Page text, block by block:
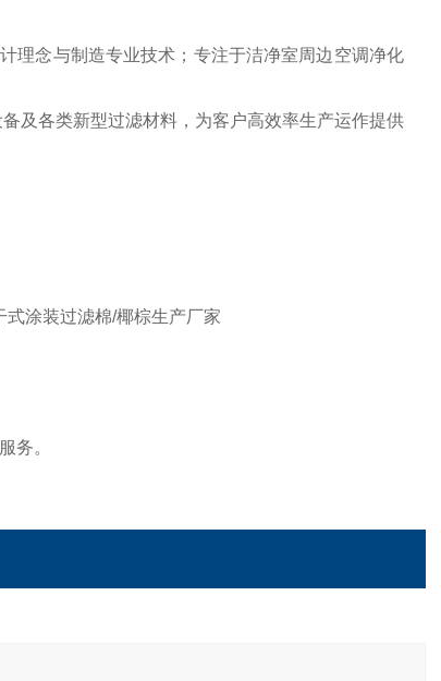
理念与制造专业技术；专注于洁净室周边空调净化
及各类新型过滤材料，为客户高效率生产运作提供
涂装过滤棉/椰棕生产厂家
务。